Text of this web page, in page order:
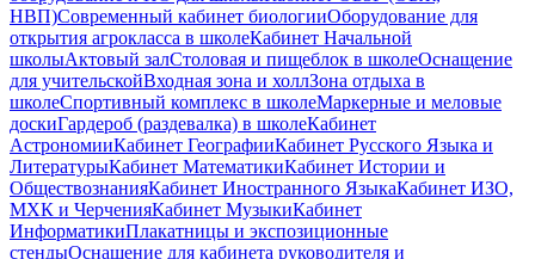
НВП)Современный кабинет биологииОборудование для
открытия агрокласса в школеКабинет Начальной
школыАктовый залСтоловая и пищеблок в школеОснащение
для учительскойВходная зона и холлЗона отдыха в
школеСпортивный комплекс в школеМаркерные и меловые
доскиГардероб (раздевалка) в школеКабинет
АстрономииКабинет ГеографииКабинет Русского Языка и
ЛитературыКабинет МатематикиКабинет Истории и
ОбществознанияКабинет Иностранного ЯзыкаКабинет ИЗО,
МХК и ЧерченияКабинет МузыкиКабинет
ИнформатикиПлакатницы и экспозиционные
стендыОснащение для кабинета руководителя и